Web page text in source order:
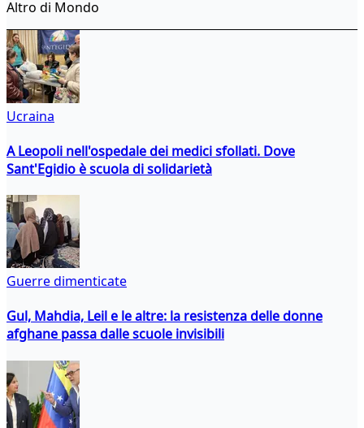
Altro di Mondo
Ucraina
A Leopoli nell'ospedale dei medici sfollati. Dove
Sant'Egidio è scuola di solidarietà
Guerre dimenticate
Gul, Mahdia, Leil e le altre: la resistenza delle donne
afghane passa dalle scuole invisibili